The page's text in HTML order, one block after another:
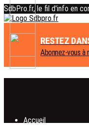
SdbPro.fr, le fil d'info en
RESTEZ
Abonnez-vous
Accueil